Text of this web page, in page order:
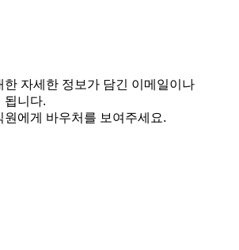
한 자세한 정보가 담긴 이메일이나
됩니다.
원에게 바우처를 보여주세요.